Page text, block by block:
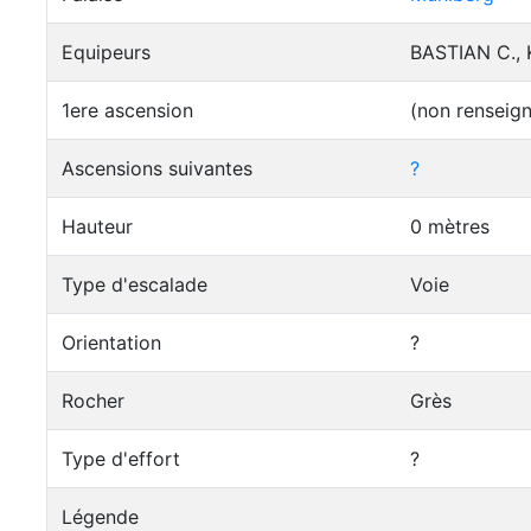
Equipeurs BASTIAN C.,
1ere ascension (non
Ascensions suivantes ?
Hauteur 0 mètres
Type d'escalade Voie
Orientation ?
Rocher Grès
Type d'effort ?
Légende